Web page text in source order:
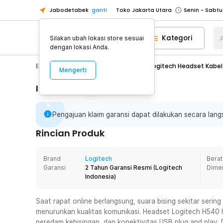
Jabodetabek ganti Toko Jakarta Utara
Toko Tangerang
Toko Cikupa
Pick n Go Jakarta Barat
Senin -
Pick n Go Bekasi
Senin - Jumat
Senin - Jumat
Senin -
Toko Jakarta Barat
Senin -
Senin -
Senin - Jumat
Pick n Go Depok
Senin - Jumat
Kategori
Electronic Audio Logitech Headset
Informasi Penting
Pengajuan klaim garansi dapat dilakukan secara
Rincian Produk
Brand
Logitech
Garansi
2 Tahun Garansi Resmi (Logitech
Indonesia)
Saat rapat online berlangsung, suara bising sekitar
menurunkan kualitas komunikasi. Headset Logitech H540
Silakan ubah lokasi store sesuai
dengan lokasi Anda.
Mengerti